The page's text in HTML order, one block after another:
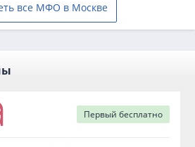
все МФО в Москве
Первый бесплатно